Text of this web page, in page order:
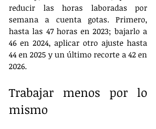
reducir las horas laboradas por
semana a cuenta gotas. Primero,
hasta las 47 horas en 2023; bajarlo a
46 en 2024, aplicar otro ajuste hasta
44 en 2025 y un último recorte a 42 en
2026.
Trabajar menos por lo
mismo